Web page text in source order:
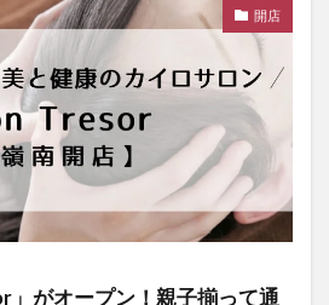
開店
」がオープン！親子揃って通